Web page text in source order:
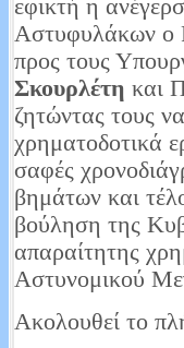
εφικτή η
Αστυφυλάκων ο
προς τους
Σκουρλέτη και
ζητώντας τους
χρηματοδοτικά
σαφές
βημάτων και
βούληση της
απαραίτητης
Αστυνομικού
Ακολουθεί το